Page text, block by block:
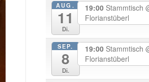
AUG.
11
Di.
19:00 Stammtisch
Florianstüberl
SEP.
8
Di.
19:00 Stammtisch
Florianstüberl